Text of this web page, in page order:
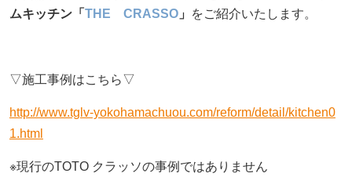
会社案内
ムキッチン「 THE CRASSO」 をご紹介いたします。
▽施工事例はこちら▽
http://www.tglv-yokohamachuou.com/reform/detail/kitchen0
1.html
※現行のTOTO クラッソの事例ではありません